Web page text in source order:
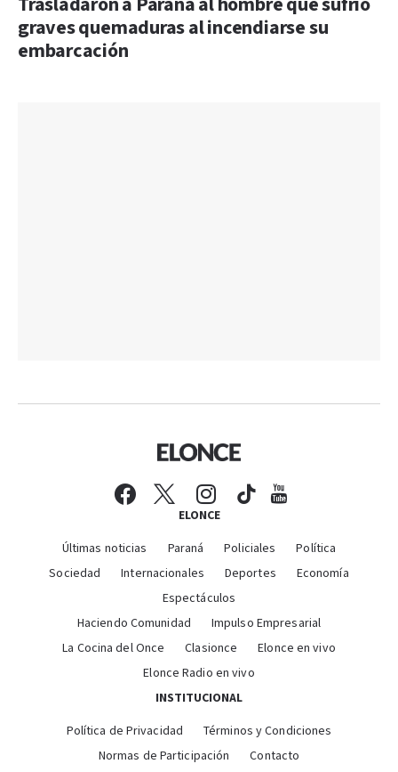
graves quemaduras al incendiarse su
embarcación
ELONCE
Últimas noticias Paraná Policiales
Política
Sociedad
Internacionales Deportes
Economía
Espectáculos
Haciendo Comunidad
Impulso Empresarial
La Cocina del Once
Clasionce
Elonce en vivo
Elonce Radio en vivo
INSTITUCIONAL
Política de Privacidad
Términos y Condiciones
Normas de Participación
Contacto